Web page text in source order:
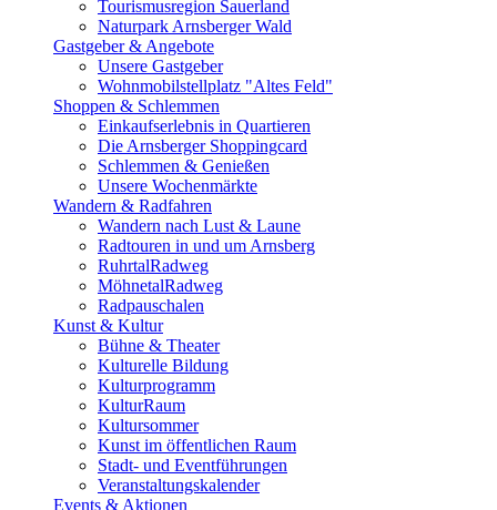
Tourismusregion Sauerland
Naturpark Arnsberger Wald
Gastgeber & Angebote
Unsere Gastgeber
Wohnmobilstellplatz "Altes Feld"
Shoppen & Schlemmen
Einkaufserlebnis in Quartieren
Die Arnsberger Shoppingcard
Schlemmen & Genießen
Unsere Wochenmärkte
Wandern & Radfahren
Wandern nach Lust & Laune
Radtouren in und um Arnsberg
RuhrtalRadweg
MöhnetalRadweg
Radpauschalen
Kunst & Kultur
Bühne & Theater
Kulturelle Bildung
Kulturprogramm
KulturRaum
Kultursommer
Kunst im öffentlichen Raum
Stadt- und Eventführungen
Veranstaltungskalender
Events & Aktionen